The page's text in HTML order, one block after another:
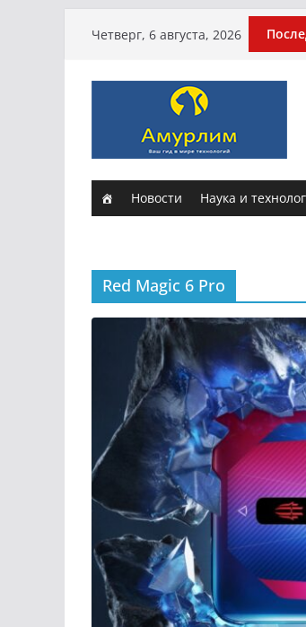
Четверг, 6 августа, 2026
Новости Наука и
Red Magic 6 Pro